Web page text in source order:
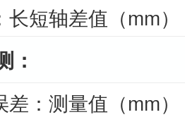
短轴差值（mm）
：
：测量值（mm）